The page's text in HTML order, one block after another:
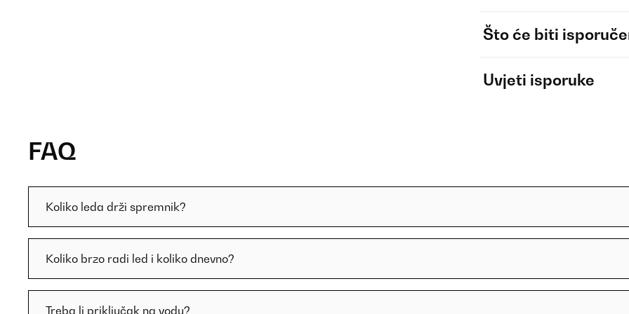
Što će biti
Uvjeti isporuke
FAQ
Koliko leda drži spremnik?
Koliko brzo radi led i koliko dnevno?
Treba li priključak na vodu?